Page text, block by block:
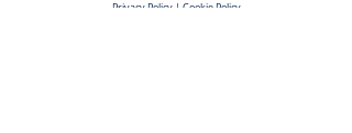
Privacy Policy | Cookie Policy